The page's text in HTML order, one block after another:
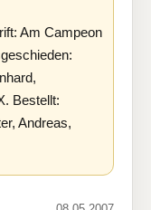
Am Campeon
Bestellt:
Andreas,